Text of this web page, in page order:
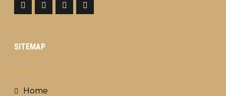
SITEMAP
Home